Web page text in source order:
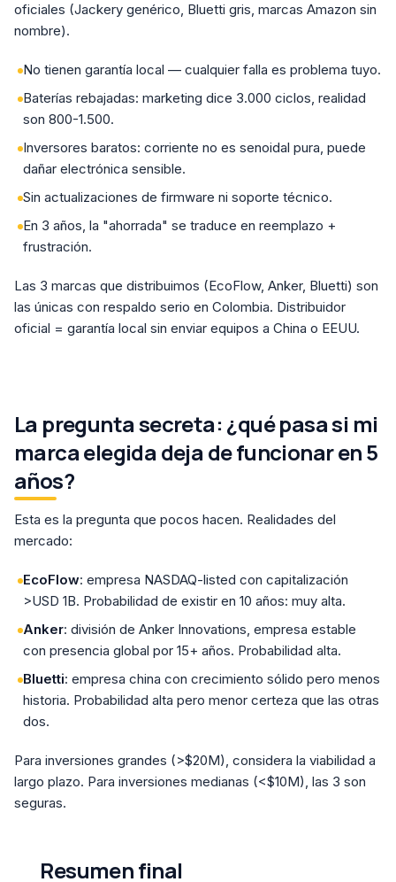
oficiales (Jackery genérico, Bluetti gris, marcas Amazon sin
nombre).
No tienen garantía local — cualquier falla es problema tuyo.
Baterías rebajadas: marketing dice 3.000 ciclos, realidad
son 800-1.500.
Inversores baratos: corriente no es senoidal pura, puede
dañar electrónica sensible.
Sin actualizaciones de firmware ni soporte técnico.
En 3 años, la "ahorrada" se traduce en reemplazo +
frustración.
Las 3 marcas que distribuimos (EcoFlow, Anker, Bluetti) son
las únicas con respaldo serio en Colombia. Distribuidor
oficial = garantía local sin enviar equipos a China o EEUU.
La pregunta secreta: ¿qué pasa si mi
marca elegida deja de funcionar en 5
años?
Esta es la pregunta que pocos hacen. Realidades del
mercado:
EcoFlow: empresa NASDAQ-listed con capitalización
>USD 1B. Probabilidad de existir en 10 años: muy alta.
Anker: división de Anker Innovations, empresa estable
con presencia global por 15+ años. Probabilidad alta.
Bluetti: empresa china con crecimiento sólido pero menos
historia. Probabilidad alta pero menor certeza que las otras
dos.
Para inversiones grandes (>$20M), considera la viabilidad a
largo plazo. Para inversiones medianas (<$10M), las 3 son
seguras.
Resumen final